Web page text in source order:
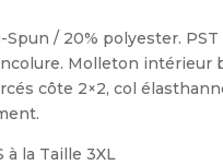
/ 20% polyester.
Molleton intérieur
côte 2×2, col
à la Taille 3XL